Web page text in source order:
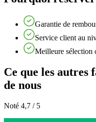
Garantie de
Service client au
Meilleure sélection
Ce que les autres
de nous
Noté 4,7 / 5